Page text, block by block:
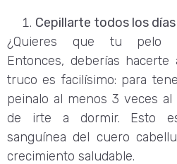
Cepillarte todos los días
¿Quieres que tu pelo
Entonces, deberías hacerte
truco es facilísimo: para
peinalo al menos 3 veces
de irte a dormir. Esto
sanguínea del cuero
crecimiento saludable.